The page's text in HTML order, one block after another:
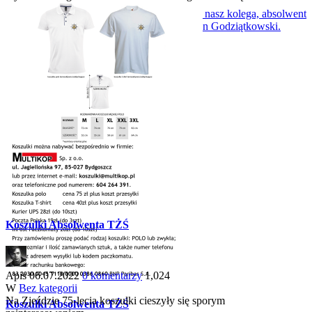
30 września 2022 po ciężkiej chorobie zmarł nasz kolega, absolwent
wydziału Drogi Wodne z 1965 roku - Bogdan Godziątkowski.
Koszulki Absolwenta TŻŚ
Koszulki Absolwenta TŻŚ
Apis06.07.20220 komentarzy 1,024
W Bez kategorii
Na Zjeździe 75-lecia koszulki cieszyły się sporym